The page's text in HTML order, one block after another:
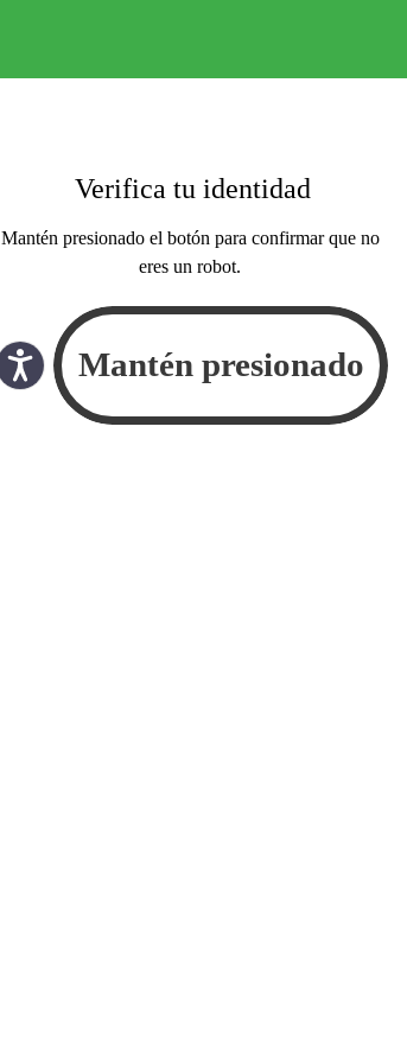
Verifica tu identidad
Mantén presionado el botón para confirmar que no
eres un robot.